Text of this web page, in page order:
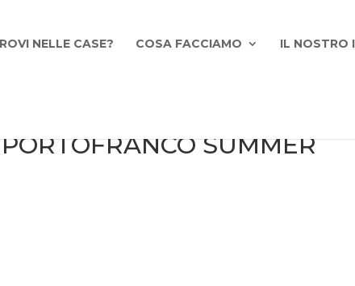
NELLE CASE? COSA FACCIAMO IL NOSTRO
SUMMER